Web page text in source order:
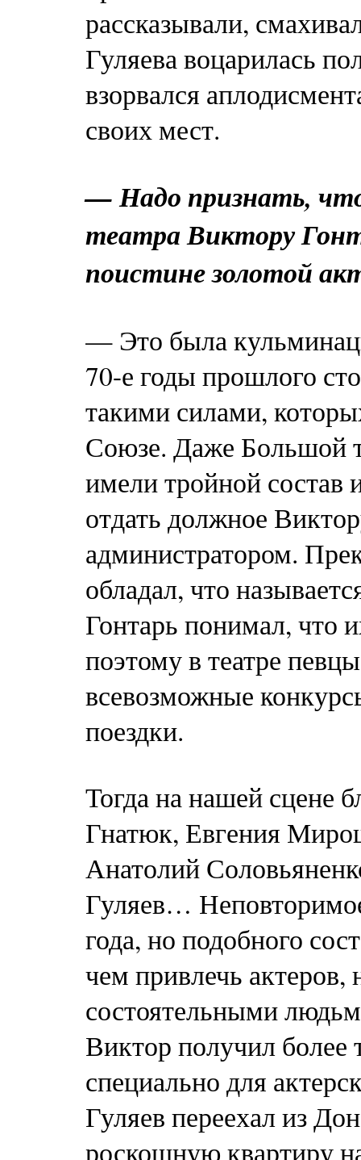
рассказывали,
Гуляева воцарилась
взорвался
своих мест.
— Надо признать, что
театра Виктору
поистине золотой
— Это была
70-е годы прошлого
такими силами,
Союзе. Даже Большой
имели тройной состав
отдать должное
администратором.
обладал, что
Гонтарь понимал, что
поэтому в театре
всевозможные
поездки.
Тогда на нашей сцене
Гнатюк, Евгения
Анатолий
Гуляев…
года, но подобного
чем привлечь актеров,
состоятельными
Виктор получил более
специально для
Гуляев переехал из
роскошную квартиру